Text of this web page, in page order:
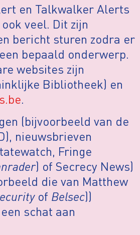
en Talkwalker Alerts
veel. Dit zijn
bericht sturen zodra er
bepaald onderwerp.
websites zijn
Bibliotheek) en
.
(bijvoorbeeld van de
nieuwsbrieven
Fringe
) of Secrecy News)
die van Matthew
of Belsec))
schat aan